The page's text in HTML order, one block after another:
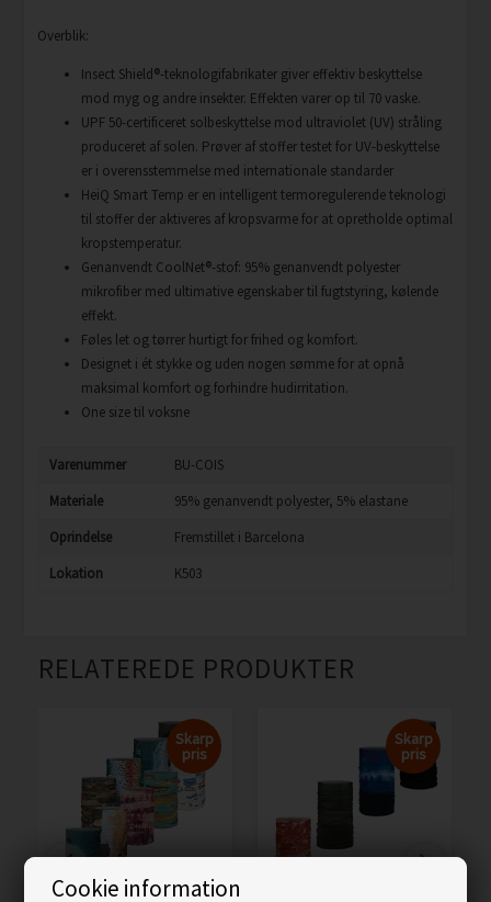
Cookie information
Overblik:
Insect Shield®-teknologifabrikater giver effektiv beskyttelse
mod myg og andre insekter. Effekten varer op til 70 vaske.
UPF 50-certificeret solbeskyttelse mod ultraviolet (UV) stråling
produceret af solen. Prøver af stoffer testet for UV-beskyttelse
er i overensstemmelse med internationale standarder
HeiQ Smart Temp er en intelligent termoregulerende teknologi
til stoffer der aktiveres af kropsvarme for at opretholde optimal
kropstemperatur.
Genanvendt CoolNet®-stof: 95% genanvendt polyester
mikrofiber med ultimative egenskaber til fugtstyring, kølende
effekt.
Føles let og tørrer hurtigt for frihed og komfort.
Designet i ét stykke og uden nogen sømme for at opnå
maksimal komfort og forhindre hudirritation.
One size til voksne
Varenummer
BU-COIS
Materiale
95% genanvendt polyester, 5% elastane
Oprindelse
Fremstillet i Barcelona
Lokation
K503
RELATEREDE PRODUKTER
Skarp
pris
Skarp
pris